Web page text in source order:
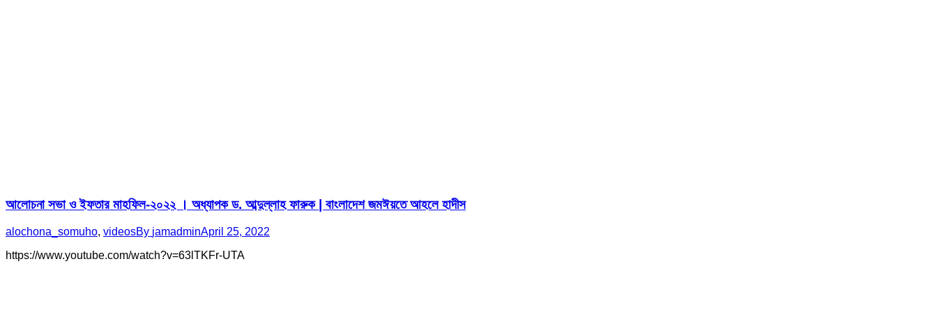
আলোচনা সভা ও ইফতার মাহফিল-২০২২ । অধ্যাপক ড. আব্দুল্লাহ ফারুক | বাংলাদেশ জমঈয়তে আহলে হাদীস
alochona_somuho, videosBy jamadminApril 25, 2022
https://www.youtube.com/watch?v=63lTKFr-UTA